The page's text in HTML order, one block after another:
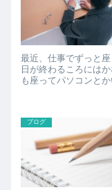
最近、仕事でずっと
日が終わるころには
も座ってパソコンと
ブログ